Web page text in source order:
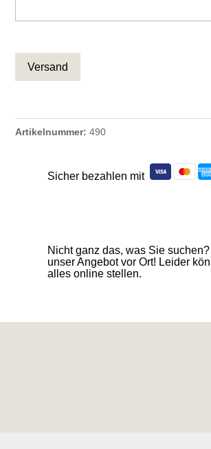
Artikelnummer: 490
Sicher bezahlen mit
Nicht ganz das, was Sie
unser Angebot vor Ort! Leider
alles online stellen.